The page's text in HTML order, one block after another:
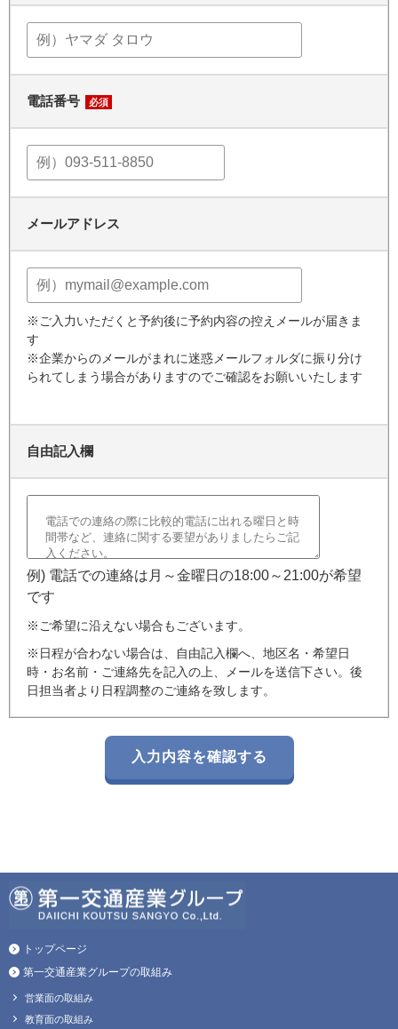
電話番号 必須
メールアドレス
※ご入力いただくと予約後に予約内容の控えメールが届きま
す
※企業からのメールがまれに迷惑メールフォルダに振り分け
られてしまう場合がありますのでご確認をお願いいたします
自由記入欄
例) 電話での連絡は月～金曜日の18:00～21:00が希望
です
※ご希望に沿えない場合もございます。
※日程が合わない場合は、自由記入欄へ、地区名・希望日
時・お名前・ご連絡先を記入の上、メールを送信下さい。後
日担当者より日程調整のご連絡を致します。
トップページ
第一交通産業グループの取組み
営業面の取組み
教育面の取組み